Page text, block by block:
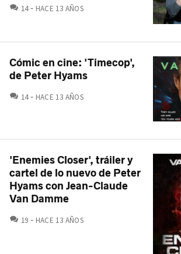
14 COMENTARIOS
HACE 13 AÑOS
Cómic en cine: 'Timecop',
de Peter Hyams
14 COMENTARIOS
HACE 13 AÑOS
'Enemies Closer', tráiler y
cartel de lo nuevo de Peter
Hyams con Jean-Claude
Van Damme
19 COMENTARIOS
HACE 13 AÑOS